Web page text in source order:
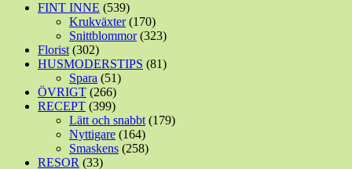
FINT INNE (539)
Krukväxter(170)
Snittblommor(323)
Florist (302)
HUSMODERSTIPS (81)
Spara (51)
ÖVRIGT (266)
RECEPT (399)
Lätt och snabbt (179)
Nyttigare (164)
Smaskens (258)
RESOR (33)